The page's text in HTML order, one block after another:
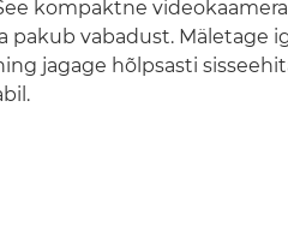
kompaktne
pakub vabadust. Mäletage
jagage hõlpsasti